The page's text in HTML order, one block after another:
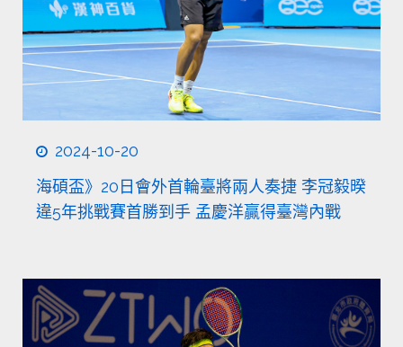
2024-10-20
海碩盃》20日會外首輪臺將兩人奏捷 李冠毅暌
違5年挑戰賽首勝到手 孟慶洋贏得臺灣內戰